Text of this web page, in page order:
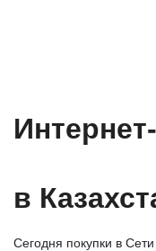
в
Сегодня покупки в